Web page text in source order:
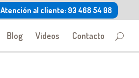
Atención al cliente: 93 468 54 08
Blog Videos Contacto